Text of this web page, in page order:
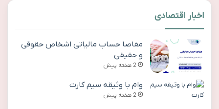
اخبار اقتصادی
مفاصا حساب مالیاتی اشخاص حقوقی
و حقیقی
2 هفته پیش
وام با وثیقه سیم کارت
2 هفته پیش